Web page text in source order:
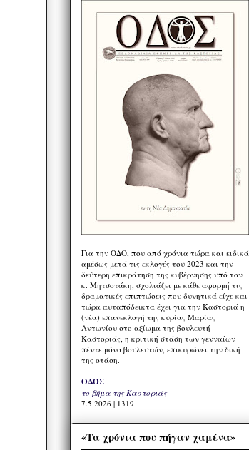
Για την ΟΔΟ, που από χρόνια τώρα και ειδικά
αμέσως μετά τις εκλογές του 2023 και την
δεύτερη επικράτηση της κυβέρνησης υπό τον
κ. Μητσοτάκη, σχολιάζει με κάθε αφορμή τις
δραματικές επιπτώσεις που δυνητικά είχε και
τώρα αυταπόδεικτα έχει για την Καστοριά η
(νέα) επανεκλογή της κυρίας Μαρίας
Αντωνίου στο αξίωμα της βουλευτή
Καστοριάς, η κριτική στάση των γενναίων
πέντε μόνο βουλευτών, επικυρώνει την δική
της στάση.
ΟΔΟΣ
το βήμα της Καστοριάς
7.5.2026 | 1319
«Τα χρόνια που πήγαν χαμένα»